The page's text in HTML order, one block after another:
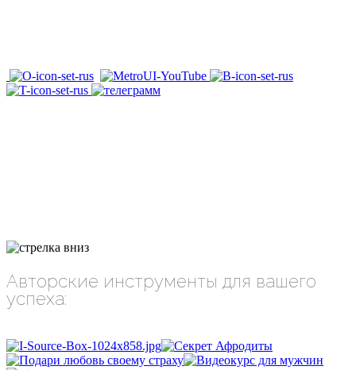
Авторские инструменты для вашего
успеха: